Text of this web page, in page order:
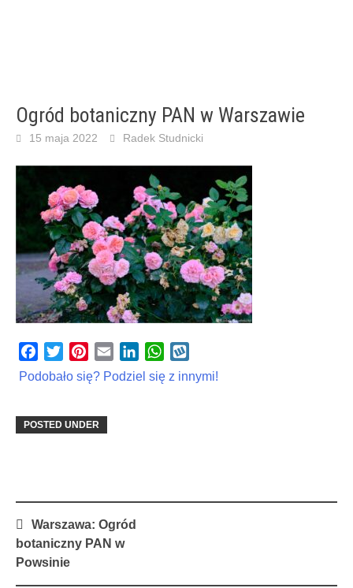
Ogród botaniczny PAN w Warszawie
15 maja 2022 Radek Studnicki
Facebook
TwitterPinterest
Email LinkedInWhatsApp
Podobało się? Podziel się z innymi!
POSTED UNDER
Post
navigation
Warszawa: Ogród
botaniczny PAN w
Powsinie